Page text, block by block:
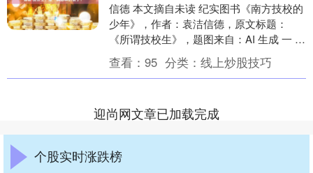
信德 本文摘自未读 纪实图书《南方技校的
少年》，作者：袁洁信德，原文标题：
《所谓技校生》，题图来自：AI 生成 一 中
学时，我有一个同学的父母在我们附近一
所排名....
查看： 95 分类： 线上炒股技巧
迎尚网文章已加载完成
个股实时涨跌榜